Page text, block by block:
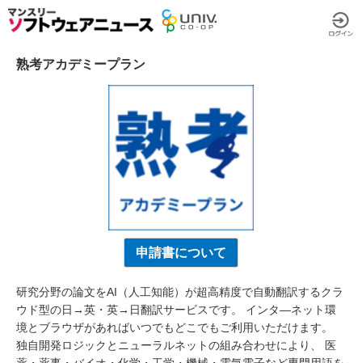
熟考アカデミープラン
申請書について
研究分野の論文をAI（人工知能）が超高精度で自動翻訳するクラ
ウド型の日→英・英→日翻訳サービスです。 インタ―ネット環
境とブラウザがあればいつでもどこでもご利用いただけます。
独自開発ロジックとニューラルネットの組み合わせにより、 医